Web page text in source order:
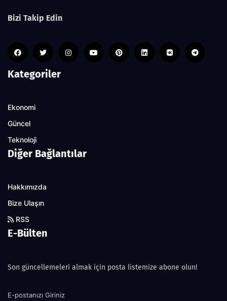
Bizi Takip Edin
Kategoriler
Ekonomi
Güncel
Teknoloji
Diğer Bağlantılar
Hakkımızda
Bize Ulaşın
RSS
E-Bülten
Son güncellemeleri almak için posta listemize abone olun!